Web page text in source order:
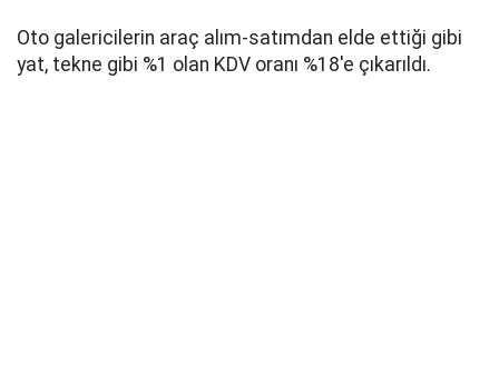
Oto galericilerin araç alım-satımdan elde ettiği gibi
yat, tekne gibi %1 olan KDV oranı %18'e çıkarıldı.